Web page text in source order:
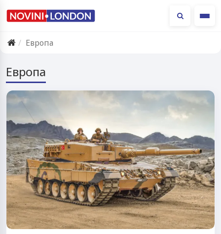
Европа
Европа